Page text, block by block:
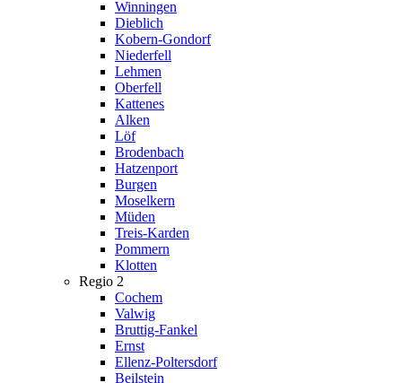
Winningen
Dieblich
Kobern-Gondorf
Niederfell
Lehmen
Oberfell
Kattenes
Alken
Löf
Brodenbach
Hatzenport
Burgen
Moselkern
Müden
Treis-Karden
Pommern
Klotten
Regio 2
Cochem
Valwig
Bruttig-Fankel
Ernst
Ellenz-Poltersdorf
Beilstein